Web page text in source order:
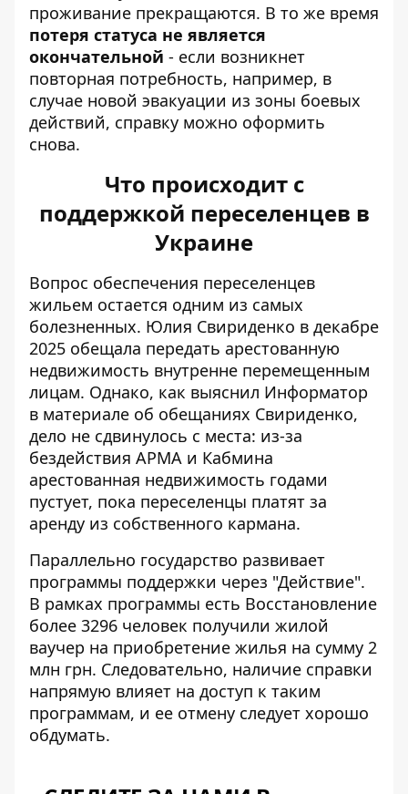
проживание прекращаются. В то же время
потеря статуса не является
окончательной - если возникнет
повторная потребность, например, в
случае новой эвакуации из зоны боевых
действий, справку можно оформить
снова.
Что происходит с
поддержкой переселенцев в
Украине
Вопрос обеспечения переселенцев
жильем остается одним из самых
болезненных. Юлия Свириденко в декабре
2025 обещала передать арестованную
недвижимость внутренне перемещенным
лицам. Однако, как выяснил Информатор
в материале об обещаниях Свириденко,
дело не сдвинулось с места: из-за
бездействия АРМА и Кабмина
арестованная недвижимость годами
пустует, пока переселенцы платят за
аренду из собственного кармана.
Параллельно государство развивает
программы поддержки через "Действие".
В рамках программы есть Восстановление
более 3296 человек получили жилой
ваучер на приобретение жилья на сумму 2
млн грн. Следовательно, наличие справки
напрямую влияет на доступ к таким
программам, и ее отмену следует хорошо
обдумать.